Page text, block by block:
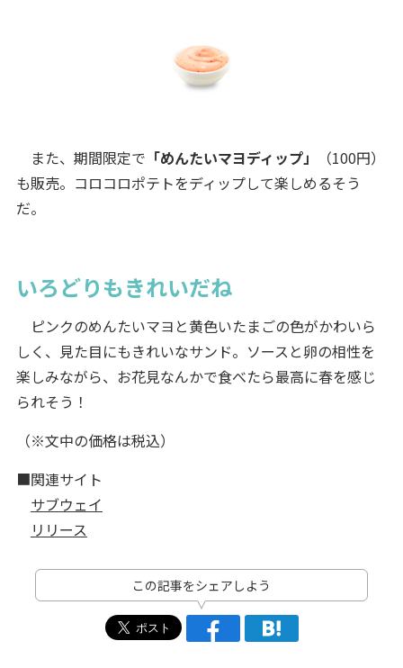
また、期間限定で 「めんたいマヨディップ」
（100円）
も販売。コロコロポテトをディップして楽しめるそう
だ。
いろどりもきれいだね
ピンクのめんたいマヨと黄色いたまごの色がかわいら
しく、見た目にもきれいなサンド。ソースと卵の相性を
楽しみながら、お花見なんかで食べたら最高に春を感じ
られそう！
（※文中の価格は税込）
■関連サイト
サブウェイ
リリース
この記事をシェアしよう